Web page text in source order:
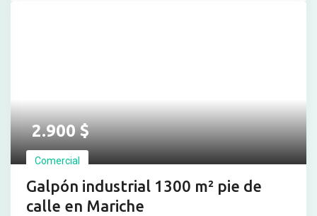
2.900$
Comercial
Galpón industrial 1300 m² pie de
calle en Mariche